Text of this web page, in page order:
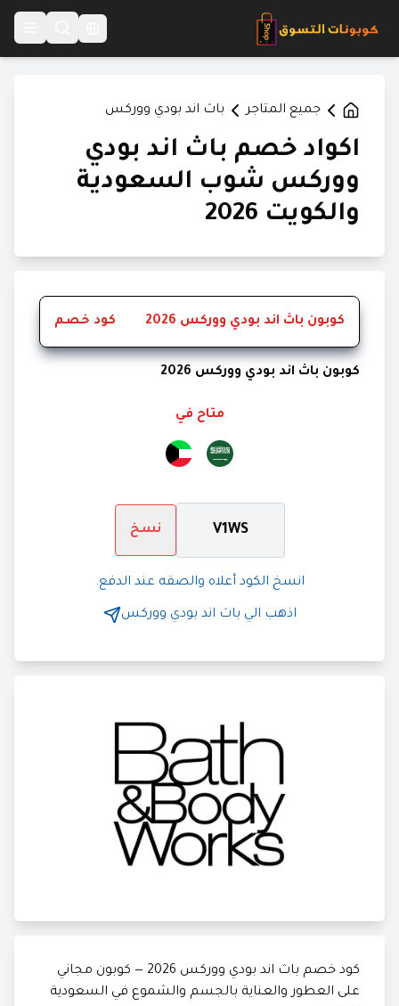
جميع المتاجر باث اند بودي ووركس
اكواد خصم باث اند بودي
ووركس شوب السعودية
والكويت 2026
كوبون باث اند بودي ووركس 2026 كود خصم
كوبون باث اند بودي ووركس 2026
متاح في
V1WS نسخ
انسخ الكود أعلاه والصقه عند الدفع.
اذهب الي باث اند بودي ووركس
كود خصم باث اند بودي ووركس 2026 — كوبون مجاني
على العطور والعناية بالجسم والشموع في السعودية